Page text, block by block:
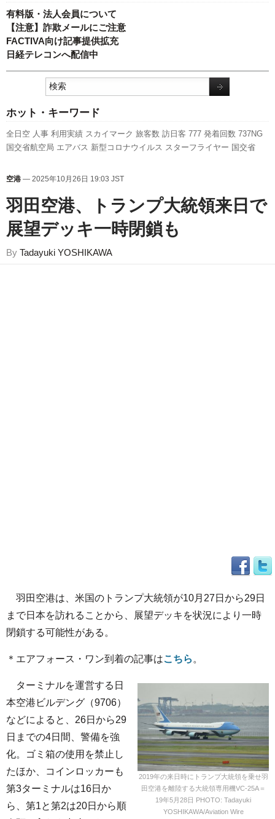
有料版・法人会員について
【注意】詐欺メールにご注意
FACTIVA向け記事提供拡充
日経テレコンへ配信中
ホット・キーワード
全日空 人事 利用実績 スカイマーク 旅客数 訪日客 777 発着回数 737NG
国交省航空局 エアバス 新型コロナウイルス スターフライヤー 国交省
空港
セントレア 新路線 ピーチ・アビエーション
ング
伊丹空港
空港 — 2025年10月26日 19:03 JST
羽田空港、トランプ大統領来日で
展望デッキ一時閉鎖も
By Tadayuki YOSHIKAWA
羽田空港は、米国のトランプ大統領が10月27日から29日
まで日本を訪れることから、展望デッキを状況により一時
閉鎖する可能性がある。
＊エアフォース・ワン到着の記事はこちら 。
2019年の来日時にトランプ大統領を乗せ羽
田空港を離陸する大統領専用機VC-25A＝
19年5月28日 PHOTO: Tadayuki
YOSHIKAWA/Aviation Wire
ターミナルを運営する日
本空港ビルデング（9706）
などによると、26日から29
日までの4日間、警備を強
化。ゴミ箱の使用を禁止し
たほか、コインロッカーも
第3ターミナルは16日か
ら、第1と第2は20日から順